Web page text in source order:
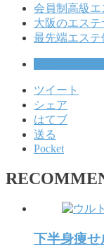
会員制高級エ
大阪のエステ
最先端エステ
ツイート
シェア
はてブ
送る
Pocket
下半身痩